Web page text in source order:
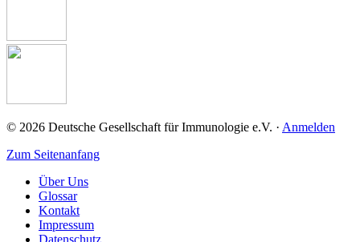
© 2026 Deutsche Gesellschaft für Immunologie e.V. · Anmelden
Zum Seitenanfang
Über Uns
Glossar
Kontakt
Impressum
Datenschutz